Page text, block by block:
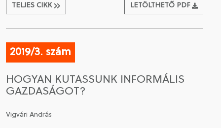
TELJES CIKK LETÖLTHETŐ PDF
2019/3. szám
HOGYAN KUTASSUNK INFORMÁLIS
GAZDASÁGOT?
Vigvári András